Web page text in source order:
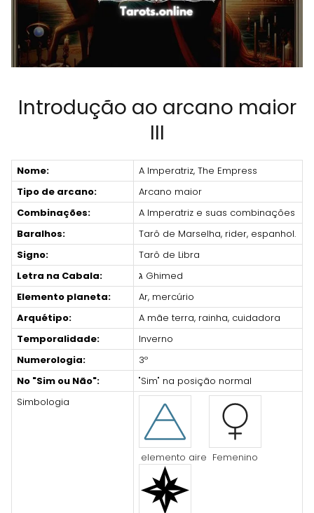
Introdução ao arcano maior
III
Nome:
A Imperatriz, The Empress
Tipo de arcano:
Arcano maior
Combinações:
A Imperatriz e suas combinações
Baralhos:
Tarô de Marselha, rider, espanhol.
Signo:
Tarô de Libra
Letra na Cabala:
ג Ghimed
Elemento planeta:
Ar, mercúrio
Arquétipo:
A mãe terra, rainha, cuidadora
Temporalidade:
Inverno
Numerologia:
3º
No "Sim ou Não":
"Sim" na posição normal
Simbologia
elemento aire Femenino